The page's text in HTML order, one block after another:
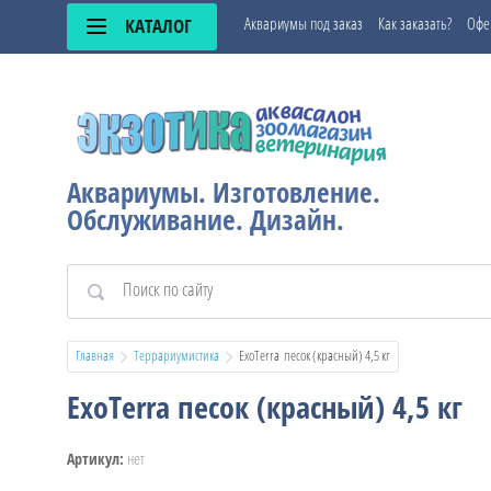
КАТАЛОГ Аквариумы под заказ Как заказать?
Аквариумы. Изготовление.
Обслуживание. Дизайн.
Главная Террариумистика
  ExoTerra  песок (красный) 4,5 кг
ExoTerra песок (красный) 4,5 кг
Артикул: нет